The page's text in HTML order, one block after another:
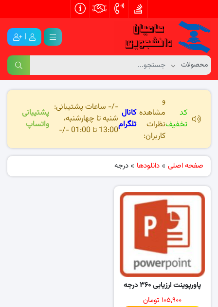
|
کد
تخفیف
و
مشاهده
نظرات
کاربران:
کانال
تلگرام
-/- ساعات پشتیبانی:
شنبه تا چهارشنبه،
13:00 تا 01:00 -/-
پشتیبانی
واتساپ
صفحه اصلی » دانلودها » درجه
پاورپوینت ارزیابی ۳۶۰ درجه
۱۰۵,۹۰۰ تومان